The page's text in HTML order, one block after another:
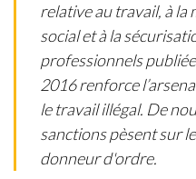
relative au travail, à
social et à la
professionnels
2016 renforce
le travail illégal. De
sanctions pèsent sur
donneur d'ordre.